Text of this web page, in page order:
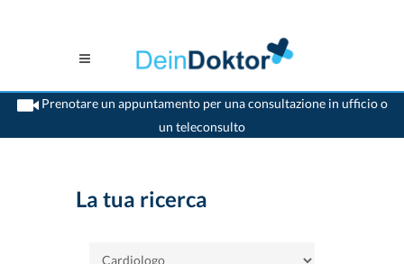
Prenotare un appuntamento per una consultazione in ufficio o
un teleconsulto
>Casa>Weinfelden>Cardiologo
La tua ricerca